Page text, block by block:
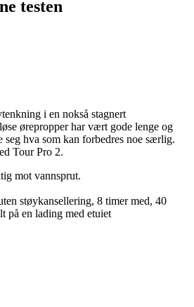
testen
i en nokså stagnert
ørepropper har vært gode lenge og
seg hva som kan forbedres noe særlig.
Tour Pro 2.
mot vannsprut.
støykansellering, 8 timer med, 40
på en lading med etuiet